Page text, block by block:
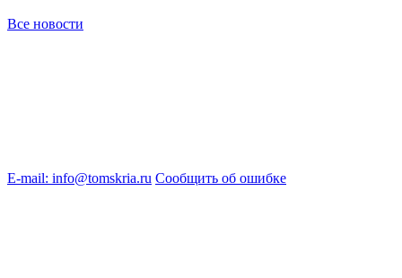
Все новости
E-mail: info@tomskria.ru Сообщить об ошибке